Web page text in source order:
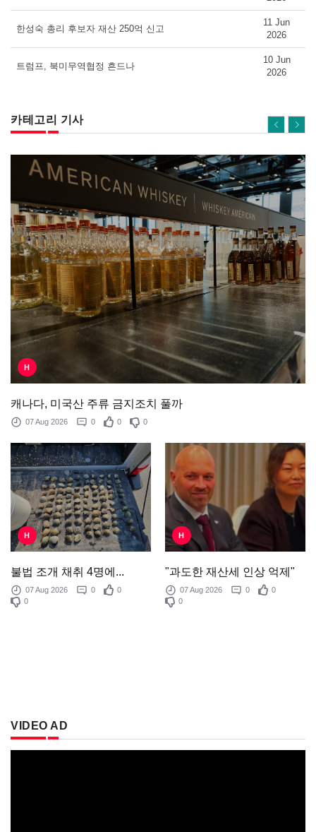
한성숙 총리 후보자 재산 250억 신고
11 Jun
2026
트럼프, 북미무역협정 흔드나
10 Jun
2026
카테고리 기사
H
캐나다, 미국산 주류 금지조치 풀까
07 Aug 2026 0 0 0
H
불법 조개 채취 4명에...
07 Aug 2026 0
0
0
H
"과도한 재산세 인상 억제"
07 Aug 2026 0
0
0
VIDEO AD